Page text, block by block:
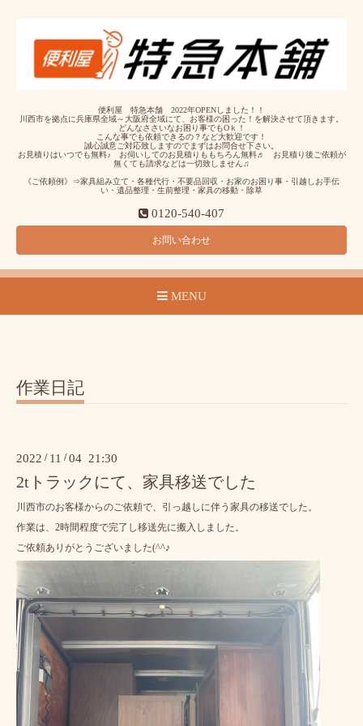
便利屋 特急本舗 2022年OPENしました！！
川西市を拠点に兵庫県全域～大阪府全域にて、お客様の困った！を解決させて頂きます。
どんなささいなお困り事でもOｋ！
こんな事でも依頼できるの？など大歓迎です！
誠心誠意ご対応致しますのでまずはお問合せ下さい。
お見積りはいつでも無料♪ お伺いしてのお見積りももちろん無料♬ お見積り後ご依頼が
無くても請求などは一切致しません♫
《ご依頼例》⇒家具組み立て・各種代行・不要品回収・お家のお困り事・引越しお手伝
い・遺品整理・生前整理・家具の移動・除草
0120-540-407
お問い合わせ
MENU
作業日記
2022 / 11 /04 21:30
2tトラックにて、家具移送でした
川西市のお客様からのご依頼で、引っ越しに伴う家具の移送でした。
作業は、2時間程度で完了し移送先に搬入しました。
ご依頼ありがとうございました(^^♪